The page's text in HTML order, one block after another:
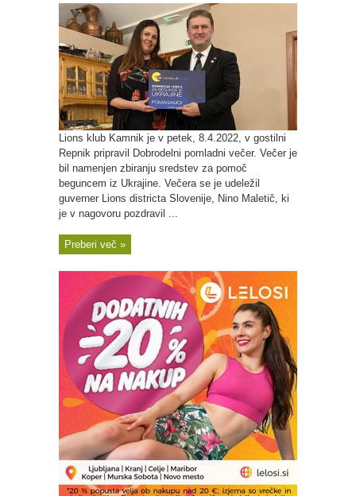
Lions klub Kamnik je v petek, 8.4.2022, v gostilni
Repnik pripravil Dobrodelni pomladni večer. Večer je
bil namenjen zbiranju sredstev za pomoč
beguncem iz Ukrajine. Večera se je udeležil
guverner Lions districta Slovenije, Nino Maletič, ki
je v nagovoru pozdravil ...
Preberi več »